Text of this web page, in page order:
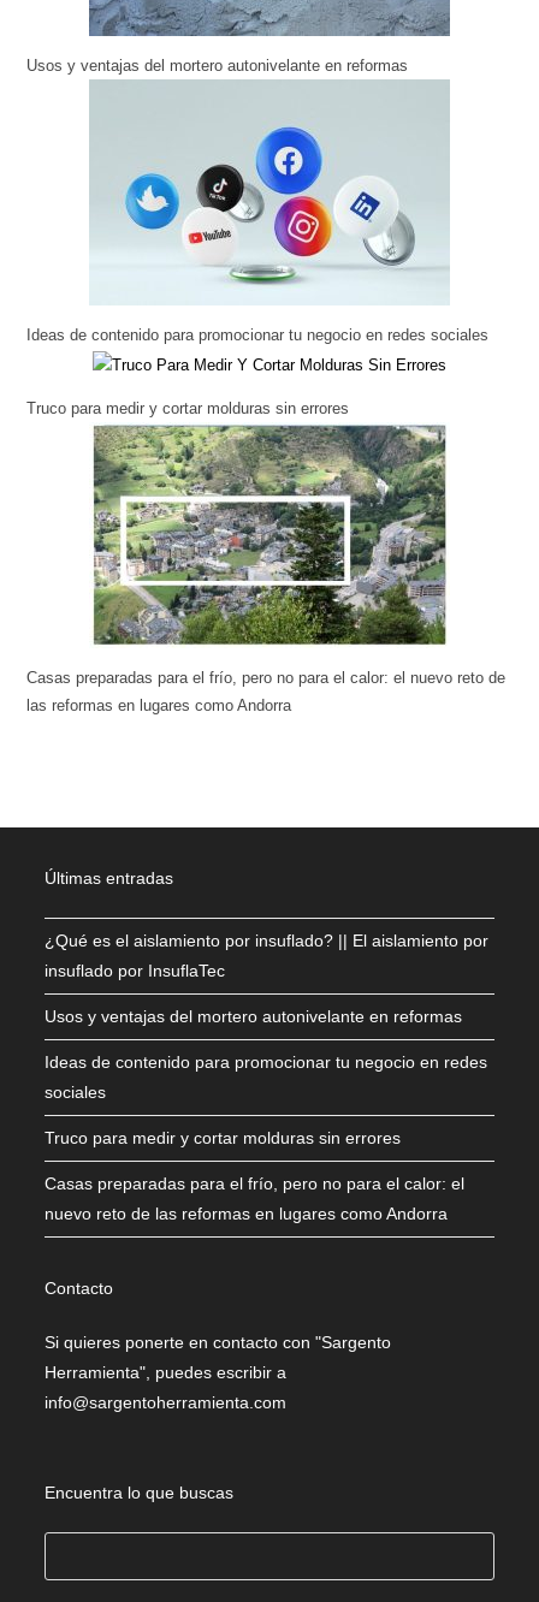
Usos y ventajas del mortero autonivelante en reformas
Ideas de contenido para promocionar tu negocio en redes sociales
Truco para medir y cortar molduras sin errores
Casas preparadas para el frío, pero no para el calor: el nuevo reto de
las reformas en lugares como Andorra
Últimas entradas
¿Qué es el aislamiento por insuflado? || El aislamiento por
insuflado por InsuflaTec
Usos y ventajas del mortero autonivelante en reformas
Ideas de contenido para promocionar tu negocio en redes
sociales
Truco para medir y cortar molduras sin errores
Casas preparadas para el frío, pero no para el calor: el
nuevo reto de las reformas en lugares como Andorra
Contacto
Si quieres ponerte en contacto con "Sargento
Herramienta", puedes escribir a
info@sargentoherramienta.com
Encuentra lo que buscas